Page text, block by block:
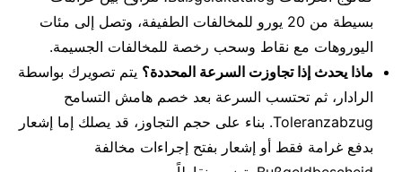
بسيطة من 20 يورو للمخالفات الطفيفة، وتصل إلى مئات
اليوروهات مع نقاط وسحب رخصة للمخالفات الجسيمة.
ماذا يحدث إذا تجاوزت السرعة المحددة؟ يتم تصويرك بواسطة
الرادار، ثم تحتسب السرعة بعد خصم هامش التسامح
Toleranzabzug. بناء على حجم التجاوز، قد يصلك إما إشعار
بدفع غرامة فقط أو إشعار بفتح إجراءات مخالفة